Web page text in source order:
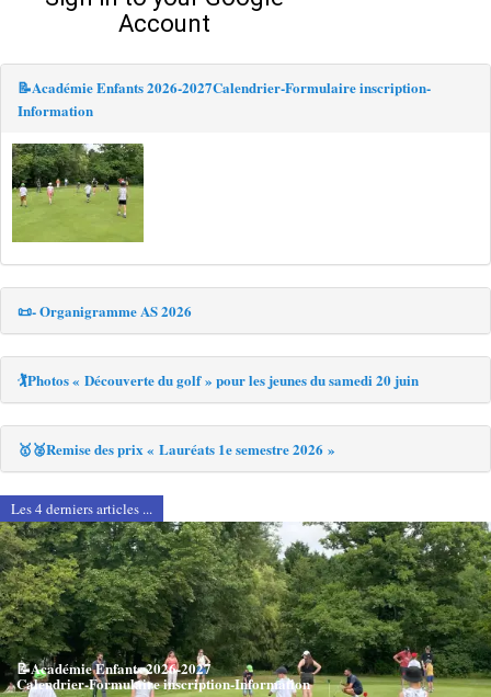
📝Académie Enfants 2026-2027Calendrier-Formulaire inscription-
Information
📜- Organigramme AS 2026
🏌️Photos « Découverte du golf » pour les jeunes du samedi 20 juin
🥇🥈Remise des prix « Lauréats 1e semestre 2026 »
Les 4 derniers articles ...
📝Académie Enfants 2026-2027
Calendrier-Formulaire inscription-Information